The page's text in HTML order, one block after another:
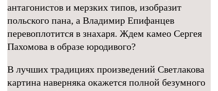
антагонистов и мерзких типов, изобразит
польского пана, а Владимир Епифанцев
перевоплотится в знахаря. Ждем камео Сергея
Пахомова в образе юродивого?
В лучших традициях произведений Светлакова
картина наверняка окажется полной безумного